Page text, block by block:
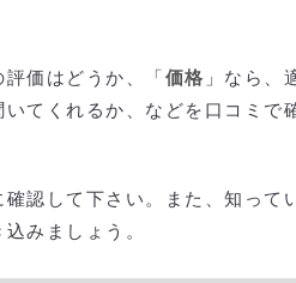
価はどうか、「 価格 」なら、
いてくれるか、などを口コミで
認して下さい。また、知って
みましょう。